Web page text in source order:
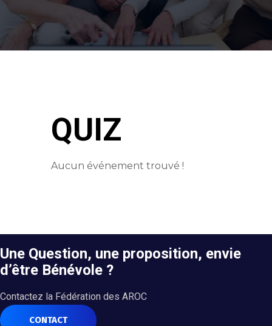
QUIZ
Aucun événement trouvé !
Une Question, une proposition, envie
d’être Bénévole ?
Contactez la Fédération des AROC
CONTACT